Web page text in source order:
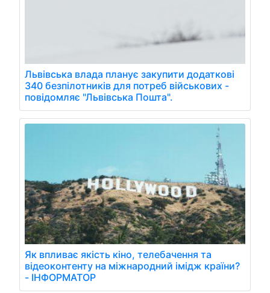
Львівська влада планує закупити додаткові
340 безпілотників для потреб військових -
повідомляє "Львівська Пошта".
Як впливає якість кіно, телебачення та
відеоконтенту на міжнародний імідж країни?
- ІНФОРМАТОР